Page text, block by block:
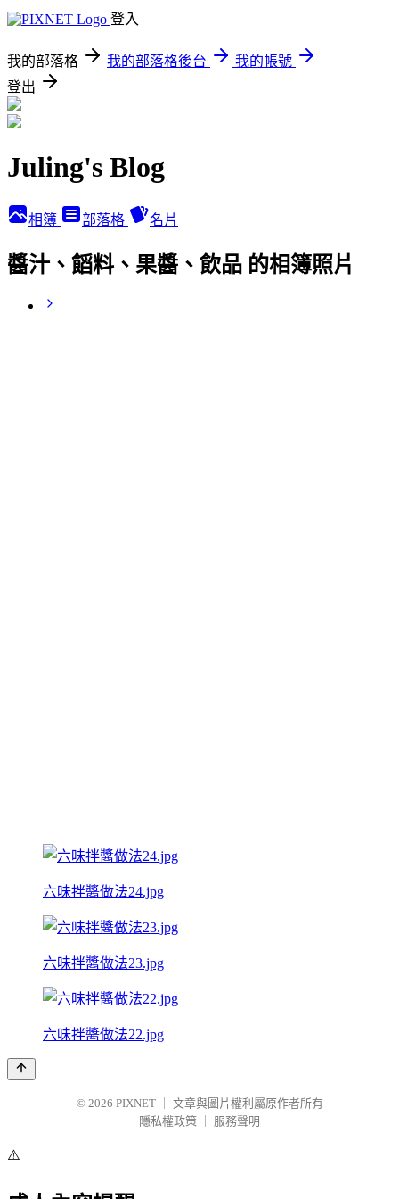
登入
我的部落格 我的部落格後台
我的帳號
登出
Juling's Blog
相簿 部落格 名片
醬汁、饀料、果醬、飲品 的相簿照片
六味拌醬做法24.jpg
六味拌醬做法23.jpg
六味拌醬做法22.jpg
© 2026 PIXNET
文章與圖片權利屬原作者所有
隱私權政策
服務聲明
⚠️